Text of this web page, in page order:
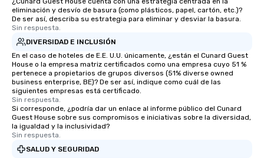
eliminación y desvío de basura (como plásticos, papel, cartón, etc.)?
De ser así, describa su estrategia para eliminar y desviar la basura.
Sin respuesta.
DIVERSIDAD E INCLUSIÓN
En el caso de hoteles de E.E. U.U. únicamente, ¿están el Cunard Guest
House o la empresa matriz certificados como una empresa cuyo 51 %
pertenece a propietarios de grupos diversos (51% diverse owned
business enterprise, BE)? De ser así, indique como cuál de las
siguientes empresas está certificado.
Sin respuesta.
Si corresponde, ¿podría dar un enlace al informe público del Cunard
Guest House sobre sus compromisos e iniciativas sobre la diversidad,
la igualdad y la inclusividad?
Sin respuesta.
SALUD Y SEGURIDAD